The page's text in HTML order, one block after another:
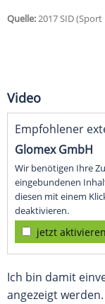
Quelle:2017 SID
Video
Empfohlener
Glomex GmbH
Wir benötigen Ihre
eingebundenen
diesen mit einem
deaktivieren.
jetzt aktivieren
Ich bin damit
angezeigt